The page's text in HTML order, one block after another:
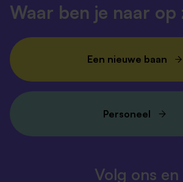
Waar ben je naar op
Een nieuwe baan
Personeel
Volg ons en